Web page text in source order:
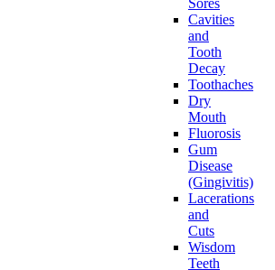
Sores
Cavities
and
Tooth
Decay
Toothaches
Dry
Mouth
Fluorosis
Gum
Disease
(Gingivitis)
Lacerations
and
Cuts
Wisdom
Teeth